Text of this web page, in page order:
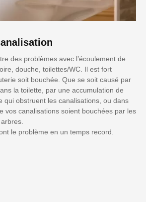
des problèmes avec l’écoulement de
douche, toilettes/WC. Il est fort
soit bouchée. Que se soit causé par
la toilette, par une accumulation de
qui obstruent les canalisations, ou dans
vos canalisations soient bouchées par les
le problème en un temps record.